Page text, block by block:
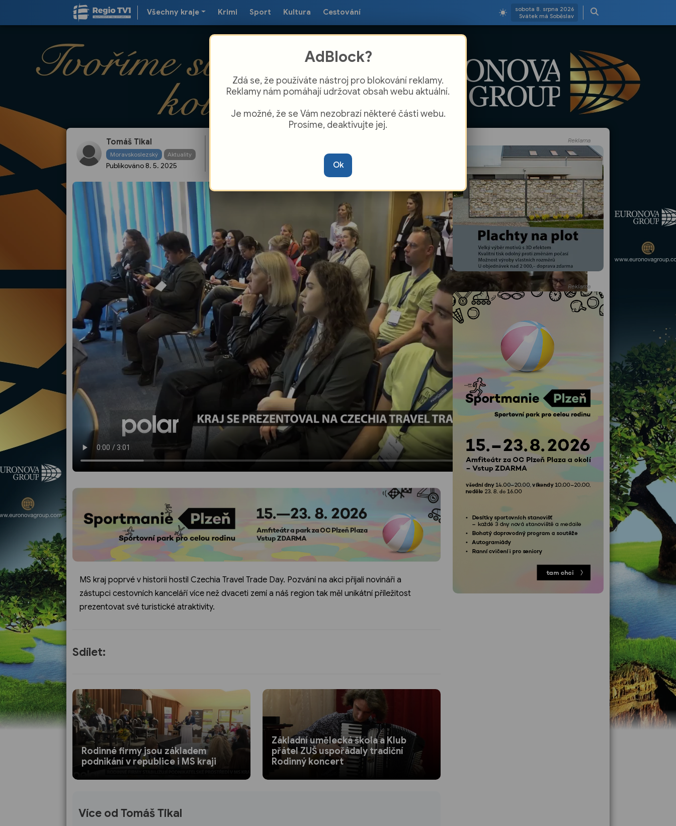
Všechny kraje Krimi Sport Kultura Cestování
sobota 8. srpna 2026
Svátek má Soběslav
Tomáš Tikal
Moravskoslezský Aktuality
Publikováno 8. 5. 2025
celého světa navštívili MS kraj
MS kraj poprvé v historii hostil Czechia Travel Trade Day. Pozvání na akci přijali novináři a
zástupci cestovních kanceláří více než dvaceti zemí a náš region tak měl unikátní příležitost
prezentovat své turistické atraktivity.
Sdílet:
Rodinné firmy jsou základem
podnikání v republice i MS kraji
Základní umělecká škola a Klub
přátel ZUŠ uspořádaly tradiční
Rodinný koncert
Více od Tomáš Tikal
Reklama
Reklama
AdBlock?
Zdá se, že používáte nástroj pro blokování reklamy.
Reklamy nám pomáhají udržovat obsah webu aktuální.
Je možné, že se Vám nezobrazí některé části webu.
Prosíme, deaktivujte jej.
Ok